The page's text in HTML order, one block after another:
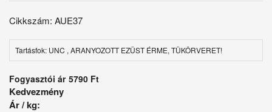
Cikkszám: AUE37
Tartásfok: UNC , ARANYOZOTT EZÜST ÉRME, TÜKÖRVERET!
Fogyasztói ár 5790 Ft
Kedvezmény
Ár / kg: